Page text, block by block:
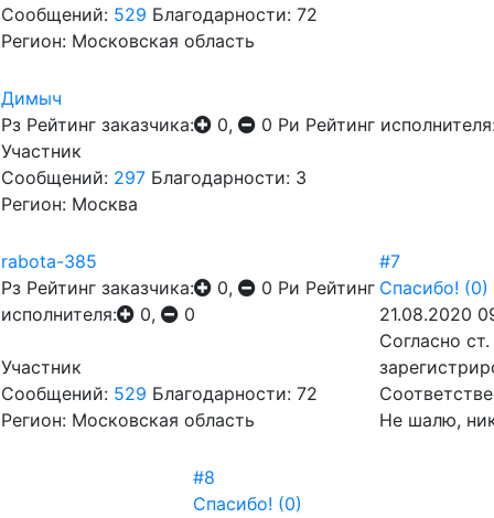
Сообщений: 529 Благодарности: 72
Регион: Московская область
Димыч
Рз Рейтинг заказчика: 0, 0 Ри Рейтинг
Участник
Сообщений: 297 Благодарности: 3
Регион: Москва
rabota-385
Рз Рейтинг заказчика: 0, 0 Ри Рейтинг
исполнителя:
0, 0
Участник
Сообщений: 529 Благодарности: 72
Регион: Московская область
#7
Спасибо! (0)
21.08.2020
Согласно
Не шалю,
#8
Спасибо! (0)